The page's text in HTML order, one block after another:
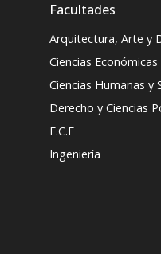
Facultades
Arquitectura, Arte y
Ciencias Económicas
Ciencias Humanas y
Derecho y Ciencias
F.C.F
Ingeniería